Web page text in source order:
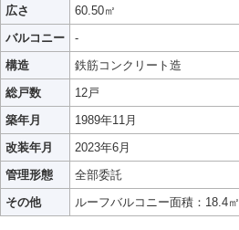
広さ
60.50㎡
バルコニー
-
構造
鉄筋コンクリート造
総戸数
12戸
築年月
1989年11月
改装年月
2023年6月
管理形態
全部委託
その他
ルーフバルコニー面積：18.4㎡